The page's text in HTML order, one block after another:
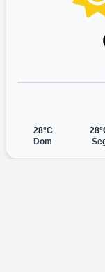
28°C
Dom